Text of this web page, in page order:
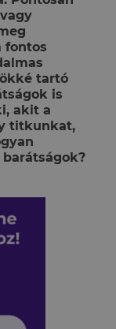
fontos
tartó
is
akit a
titkunkat,